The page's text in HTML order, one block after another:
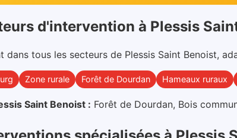
d'intervention à Plessis
dans tous les secteurs de Plessis Saint Benoist,
Zone rurale Forêt de Dourdan Hameaux ruraux
Saint Benoist : Forêt de Dourdan, Bois